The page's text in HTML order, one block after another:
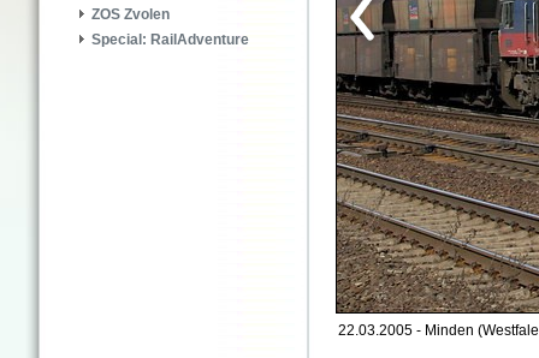
ZOS Zvolen
Special: RailAdventure
22.03.2005 - Minden